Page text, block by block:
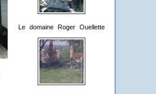
Le domaine Roger Ouellette